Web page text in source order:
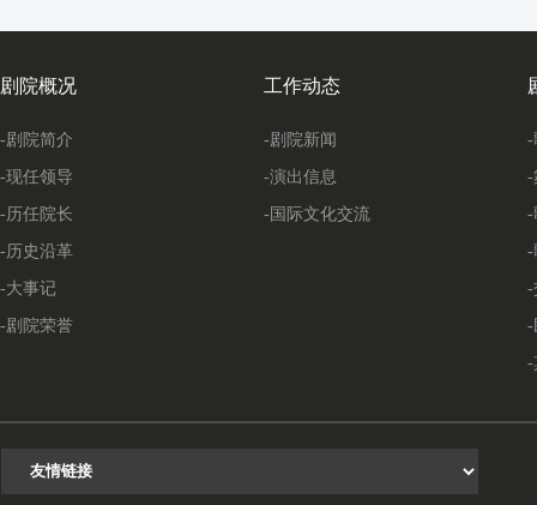
剧院概况
-剧院简介
-现任领导
-历任院长
-历史沿革
-大事记
-剧院荣誉
工作动态
-剧院新闻
-演出信息
-国际文化交流
-
-
-
-
-
-
-